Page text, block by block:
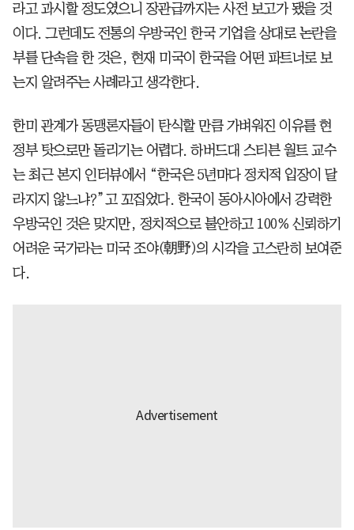
라고 과시할 정도였으니 장관급까지는 사전 보고가 됐을 것
이다. 그런데도 전통의 우방국인 한국 기업을 상대로 논란을
부를 단속을 한 것은, 현재 미국이 한국을 어떤 파트너로 보
는지 알려주는 사례라고 생각한다.
한미 관계가 동맹론자들이 탄식할 만큼 가벼워진 이유를 현
정부 탓으로만 돌리기는 어렵다. 하버드대 스티븐 월트 교수
는 최근 본지 인터뷰에서 “한국은 5년마다 정치적 입장이 달
라지지 않느냐?”고 꼬집었다. 한국이 동아시아에서 강력한
우방국인 것은 맞지만, 정치적으로 불안하고 100% 신뢰하기
어려운 국가라는 미국 조야(朝野)의 시각을 고스란히 보여준
다.